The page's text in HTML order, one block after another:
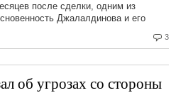
3
после сделки, одним из
Джалалдинова и его
об угрозах со стороны